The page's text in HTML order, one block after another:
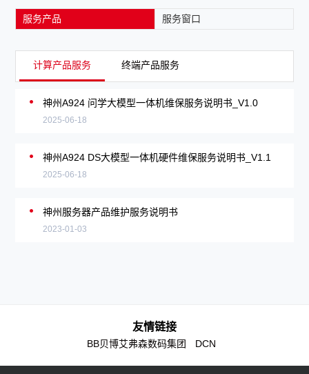
服务产品 服务窗口
计算产品服务 终端产品服务
神州A924 问学大模型一体机维保服务说明书_V1.0
2025-06-18
神州A924 DS大模型一体机硬件维保服务说明书_V1.1
2025-06-18
神州服务器产品维护服务说明书
2023-01-03
友情链接
BB贝博艾弗森数码集团 DCN